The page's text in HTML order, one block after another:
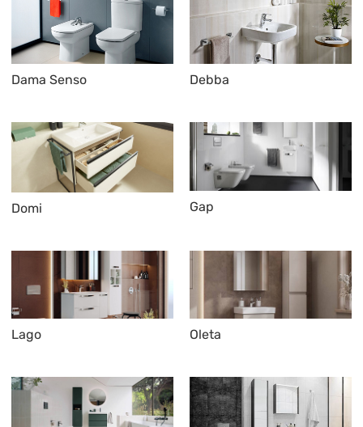
Dama Senso Debba
Domi Gap
Lago Oleta